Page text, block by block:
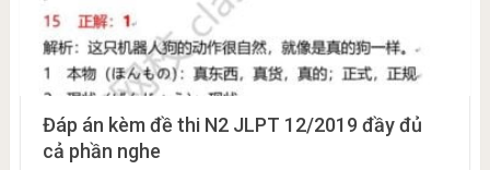
Đáp án kèm đề thi N2 JLPT 12/2019 đầy đủ
cả phần nghe